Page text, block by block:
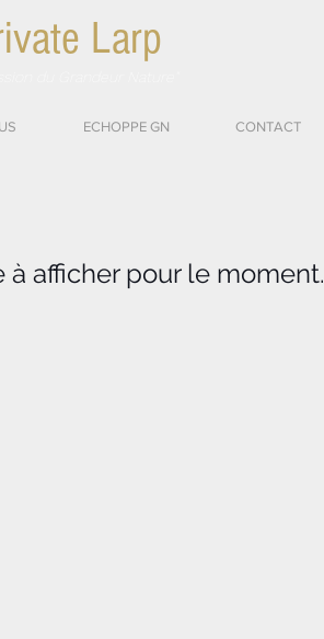
Larp
ECHOPPE GN CONTACT
à afficher pour le moment.